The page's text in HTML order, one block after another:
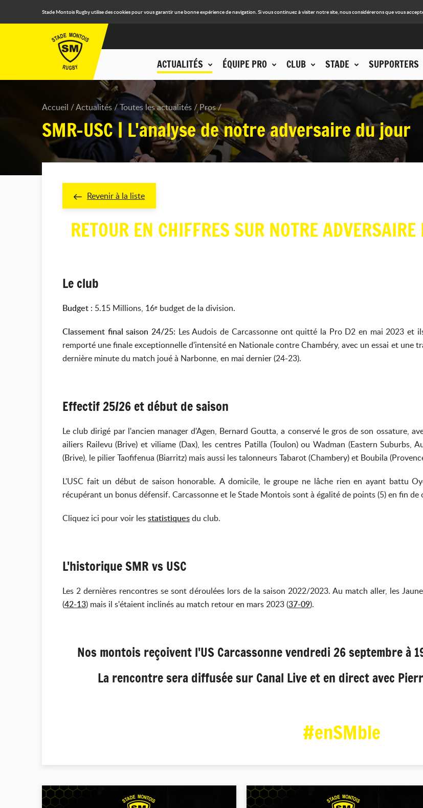
Stade Montois Rugby utilise des cookies pour vous garantir une bonne expérience de navigation. Si vous continuez à visiter notre site, nous considérerons que vous
ACTUALITÉS ÉQUIPE PRO CLUB STADE SUPPORTERS
Accueil Actualités Toutes les actualités Pros
SMR-USC | L'analyse de notre adversaire du jour
Revenir à la liste
RETOUR EN CHIFFRES SUR NOTRE
Le club
Budget : 5.15 Millions, 16e budget de la division.
Classement final saison 24/25: Les Audois de Carcassonne ont quitté la Pro D2 en mai 2023
remporté une finale exceptionnelle d'intensité en Nationale contre Chambéry, avec un essai et une
dernière minute du match joué à Narbonne, en mai dernier (24-23).
Effectif 25/26 et début de saison
Le club dirigé par l'ancien manager d'Agen, Bernard Goutta, a conservé le gros de son ossature,
ailiers Railevu (Brive) et viliame (Dax), les centres Patilla (Toulon) ou Wadman (Eastern Suburbs,
(Brive), le pilier Taofifenua (Biarritz) mais aussi les talonneurs Tabarot (Chambery) et Boubila
L'USC fait un début de saison honorable. A domicile, le groupe ne lâche rien en ayant battu
récupérant un bonus défensif. Carcassonne et le Stade Montois sont à égalité de points (5) en fin de
Cliquez ici pour voir lesstatistiquesdu club.
L'historique SMR vs USC
Les 2 dernières rencontres se sont déroulées lors de la saison 2022/2023. Au match aller, les
(42-13) mais il s'étaient inclinés au match retour en mars 2023 (37-09).
Nos montois reçoivent l'US Carcassonne vendredi 26 septembre à
La rencontre sera diffusée sur Canal Live et en direct avec
#enSMble